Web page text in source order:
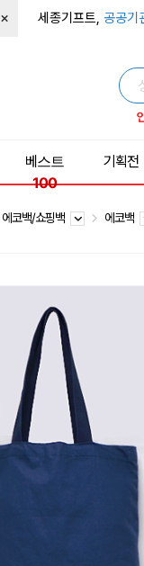
× 세종기프트, 공공기
베스트
100
기획전
에코백/쇼핑백 에코백